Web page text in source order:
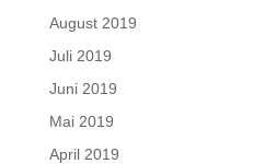
August 2019
Juli 2019
Juni 2019
Mai 2019
April 2019